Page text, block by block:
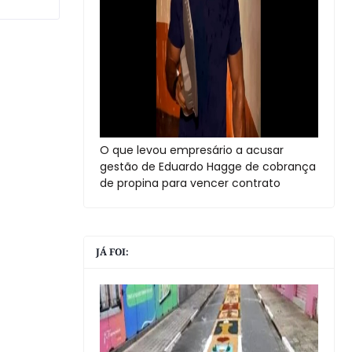
O que levou empresário a acusar
gestão de Eduardo Hagge de cobrança
de propina para vencer contrato
JÁ FOI: